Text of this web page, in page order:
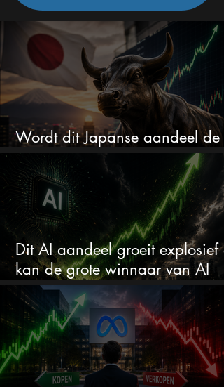
Wordt dit Japanse aandeel de
comeback kid van 2026?
Dit AI aandeel groeit explosief
kan de grote winnaar van AI
worden